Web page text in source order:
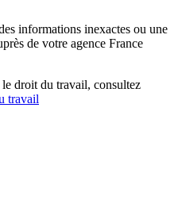
informations inexactes ou une
de votre agence France
le droit du travail, consultez
travail